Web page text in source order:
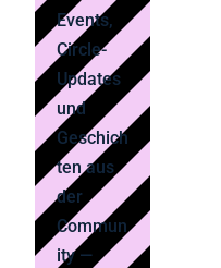
Events,
Circle-
Updates
und
Geschich
ten aus
der
Commun
ity —